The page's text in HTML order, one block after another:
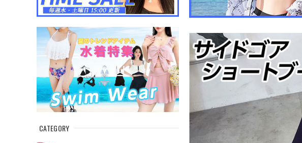
CATEGORY